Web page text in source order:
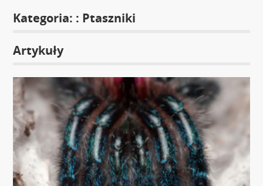
Kategoria: : Ptaszniki
Artykuły